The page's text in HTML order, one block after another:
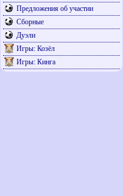
Предложения об участии
Сборные
Дуэли
Игры: Козёл
Игры: Кинга